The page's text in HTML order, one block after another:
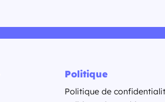
Politique
Politique de